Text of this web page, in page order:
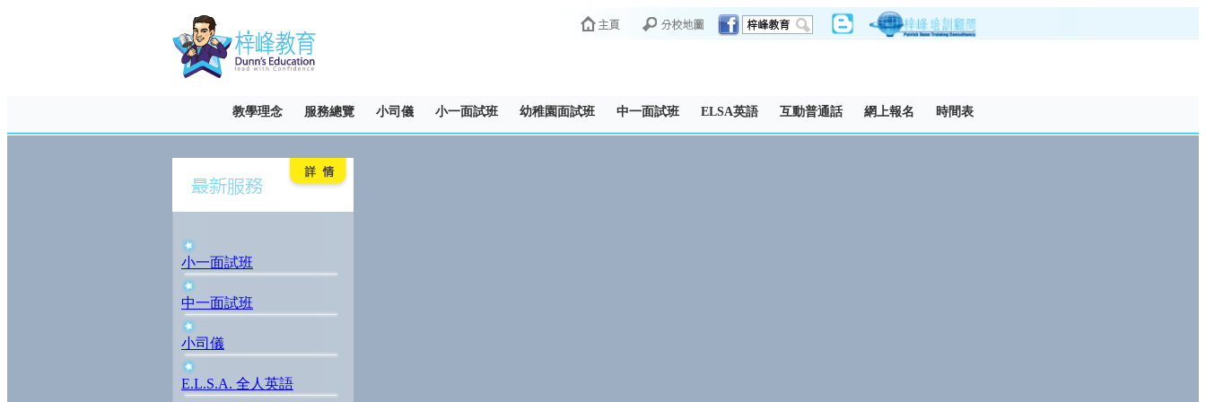
教學理念 服務總覽 小司儀 小一面試班 幼稚園面試班 中一面試班 ELSA英語 互動普通話 網上報名 時間表
小一面試班
中一面試班
小司儀
E.L.S.A. 全人英語